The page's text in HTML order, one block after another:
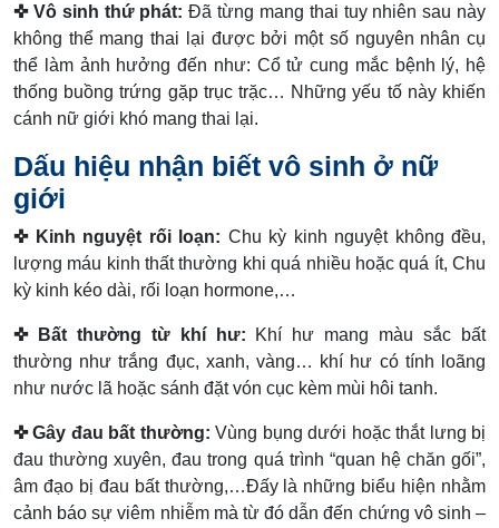
✜ Vô sinh thứ phát: Đã từng mang thai tuy nhiên sau này
không thể mang thai lại được bởi một số nguyên nhân cụ
thể làm ảnh hưởng đến như: Cổ tử cung mắc bệnh lý, hệ
thống buồng trứng gặp trục trặc… Những yếu tố này khiến
cánh nữ giới khó mang thai lại.
Dấu hiệu nhận biết vô sinh ở nữ
giới
✜ Kinh nguyệt rối loạn: Chu kỳ kinh nguyệt không đều,
lượng máu kinh thất thường khi quá nhiều hoặc quá ít, Chu
kỳ kinh kéo dài, rối loạn hormone,…
✜ Bất thường từ khí hư: Khí hư mang màu sắc bất
thường như trắng đục, xanh, vàng… khí hư có tính loãng
như nước lã hoặc sánh đặt vón cục kèm mùi hôi tanh.
✜ Gây đau bất thường:Vùng bụng dưới hoặc thắt lưng bị
đau thường xuyên, đau trong quá trình “quan hệ chăn gối”,
âm đạo bị đau bất thường,…Đấy là những biểu hiện nhằm
cảnh báo sự viêm nhiễm mà từ đó dẫn đến chứng vô sinh –